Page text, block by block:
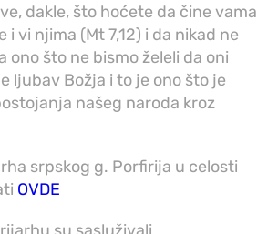
dakle, što hoćete da čine vama
i vi njima (Mt 7,12) i da nikad ne
ono što ne bismo želeli da oni
ljubav Božja i to je ono što je
našeg naroda kroz
srpskog g. Porfirija u celosti
OVDE
su sasluživali